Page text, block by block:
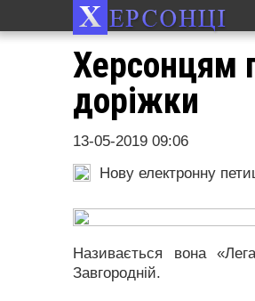
Херсонцям
доріжки
13-05-2019 09:06
Нову електронну
Називається вона
Завгородній.